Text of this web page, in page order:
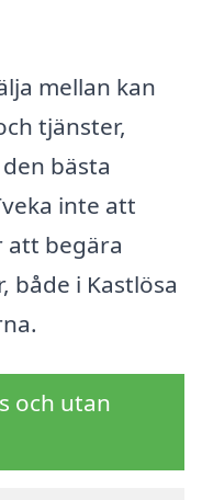
mellan kan
tjänster,
bästa
inte att
att begära
både i Kastlösa
och utan